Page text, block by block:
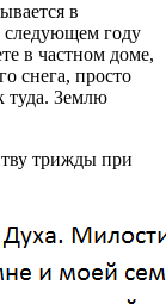
в
следующем году
в частном доме,
снега, просто
туда. Землю
трижды при